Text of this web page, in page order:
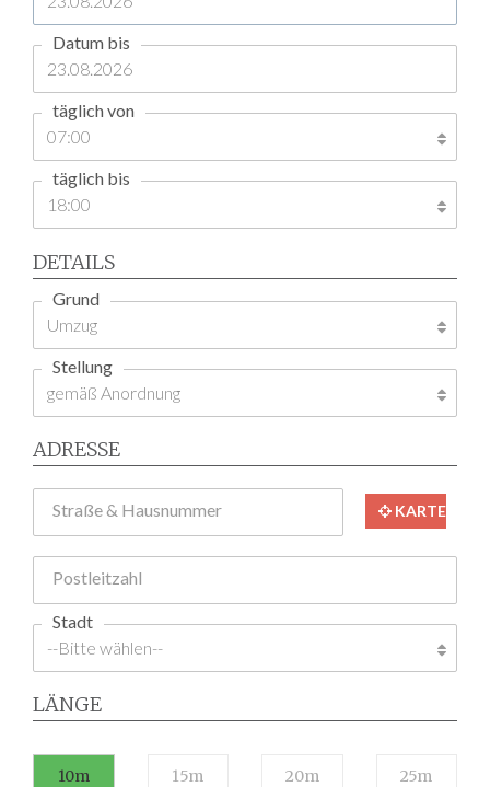
Datum bis
täglich von
täglich bis
DETAILS
Grund
Stellung
ADRESSE
Straße & Hausnummer KARTE
Postleitzahl
Stadt
LÄNGE
10m 15m 20m 25m